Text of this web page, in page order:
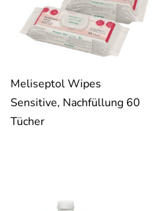
Meliseptol Wipes
Sensitive, Nachfüllung 60
Tücher